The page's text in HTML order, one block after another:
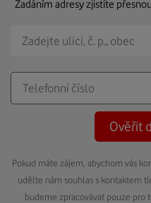
Zadáním adresy zjistíte
Ověřit
Pokud máte zájem, abychom vás
udělte nám souhlas s kontaktem
budeme zpracovávat pouze pro